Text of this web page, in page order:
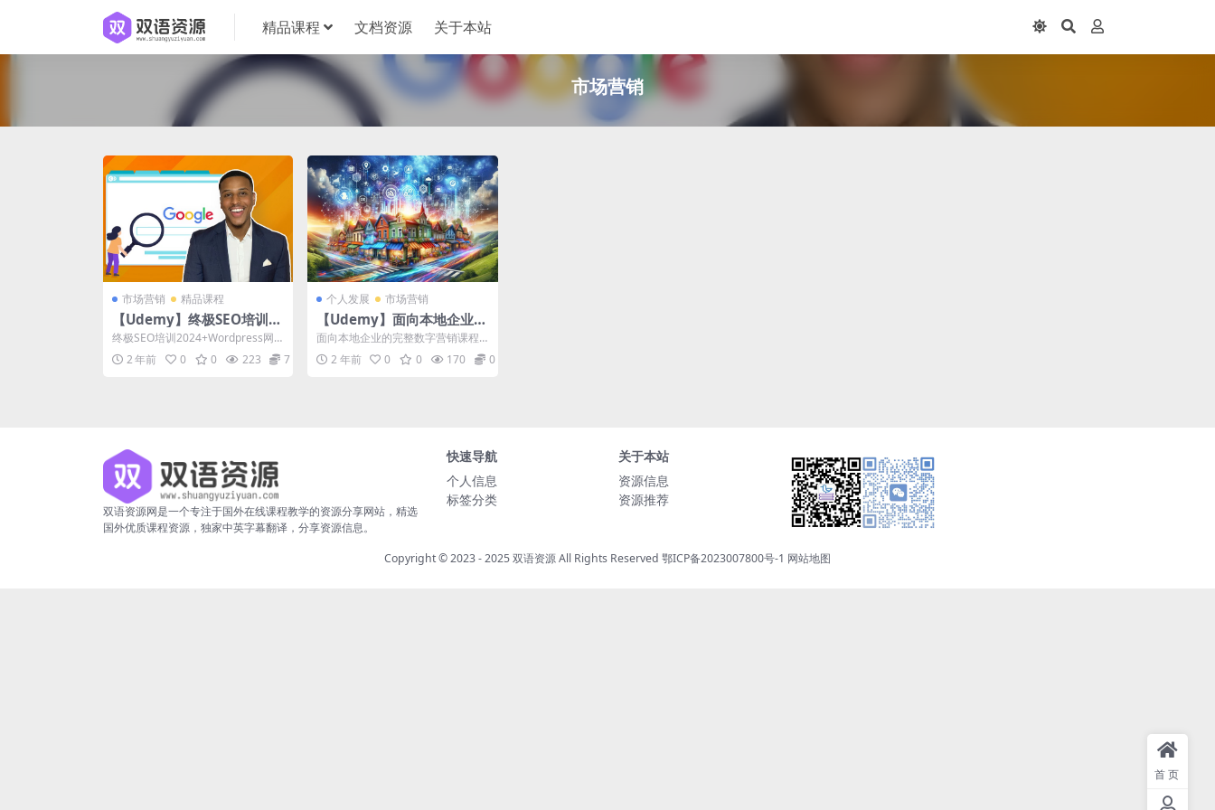
精品课程 文档资源 关于本站
市场营销
市场营销 精品课程
【Udemy】终极SEO培训2
024+WordPress网站SEO
终极SEO培训2024+Wordpress网
站SEO | The Ultimat...
2 年前 0 0 223 7
个人发展 市场营销
【Udemy】面向本地企业的
完整数字营销课程
面向本地企业的完整数字营销课程 |
The Complete Digital M...
2 年前 0 0 170 0
双语资源网是一个专注于国外在线课程教学的资源分享网站，精选
国外优质课程资源，独家中英字幕翻译，分享资源信息。
快速导航
个人信息
标签分类
关于本站
资源信息
资源推荐
Copyright © 2023 - 2025双语资源All Rights Reserved 鄂ICP备2023007800号-1 网站地图
首页